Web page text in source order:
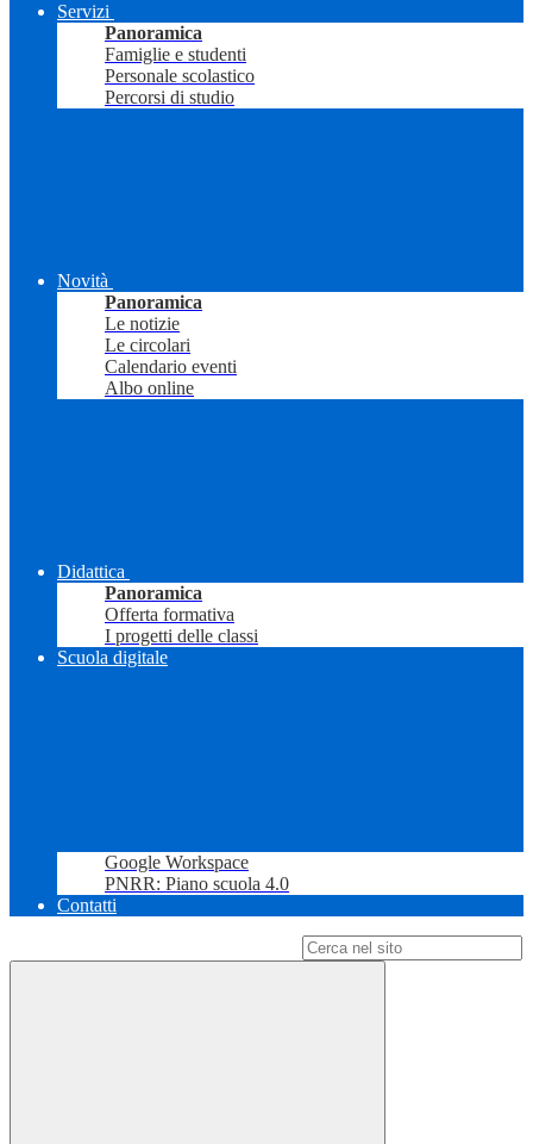
Servizi
Panoramica
Famiglie e studenti
Personale scolastico
Percorsi di studio
Novità
Panoramica
Le notizie
Le circolari
Calendario eventi
Albo online
Didattica
Panoramica
Offerta formativa
I progetti delle classi
Scuola digitale
Google Workspace
PNRR: Piano scuola 4.0
Contatti